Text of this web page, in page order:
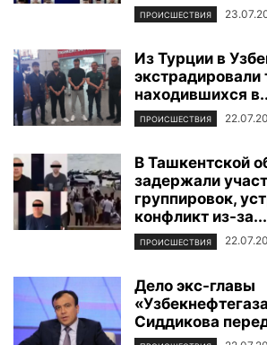
ПРОИСШЕСТВИЯ
Из Турции в
экстрадировали
находившихся
ПРОИСШЕСТВИЯ
В Ташкентской
задержали
группировок,
конфликт из-за...
ПРОИСШЕСТВИЯ
Дело экс-главы
Сиддикова